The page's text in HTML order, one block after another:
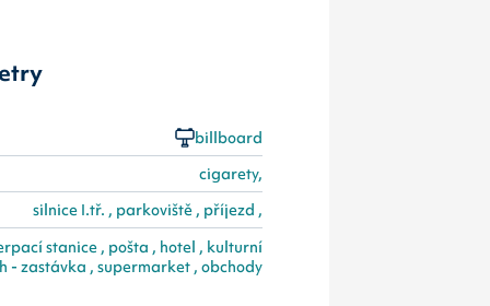
billboard
cigarety,
silnice I.tř. , parkoviště , příjezd ,
stanice , pošta , hotel , kulturní
- zastávka , supermarket , obchody